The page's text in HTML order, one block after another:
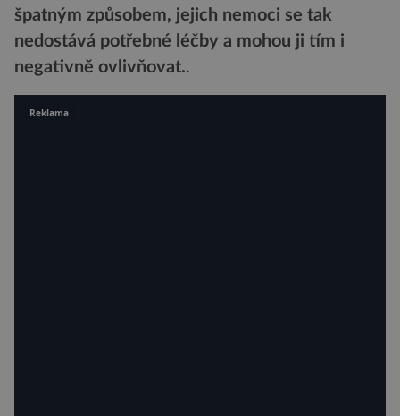
špatným způsobem, jejich nemoci se tak
nedostává potřebné léčby a mohou ji tím i
negativně ovlivňovat..
Reklama